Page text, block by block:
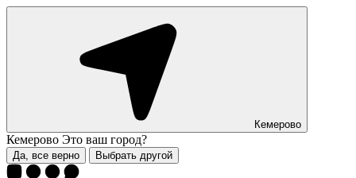
Кемерово
Кемерово Это ваш город?
Да, все верно Выбрать другой